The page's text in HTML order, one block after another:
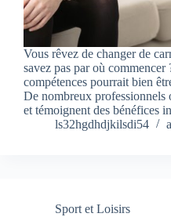
Vous rêvez de changer de
savez pas par où commencer
compétences pourrait bien
De nombreux professionnels
et témoignent des bénéfices
ls32hgdhdjkilsdi54
Sport et Loisirs